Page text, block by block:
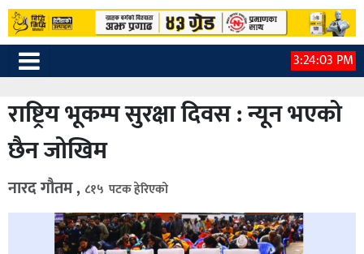
3:24:05 PM
राष्ट्रिय भूकम्प सुरक्षा दिवस : न्यून भएको
छैन जोखिम
नारद गौतम , ८१५ पटक हेरिएको